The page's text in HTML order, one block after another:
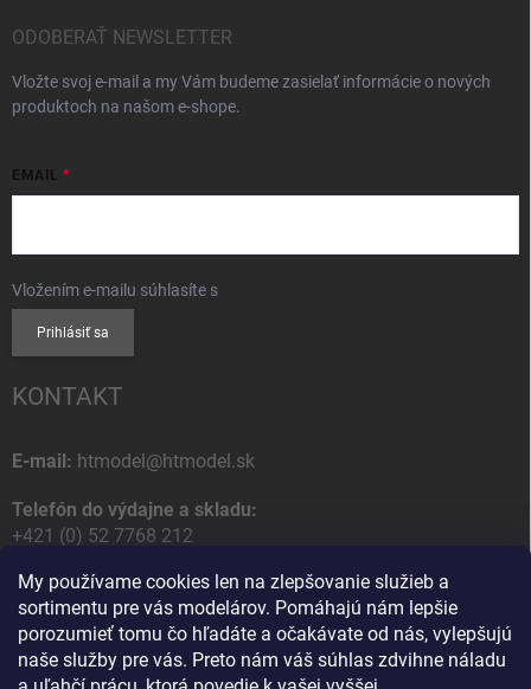
My používame cookies len na zlepšovanie služieb a
sortimentu pre vás modelárov. Pomáhajú nám lepšie
porozumieť tomu čo hľadáte a očakávate od nás, vylepšujú
naše služby pre vás. Preto nám váš súhlas zdvihne náladu
ODOBERAŤ NEWSLETTER
Vložte svoj e-mail a my Vám budeme zasielať informácie o nových
produktoch na našom e-shope.
EMAIL
Vložením e-mailu súhlasíte s
Prihlásiť sa
KONTAKT
E-mail: htmodel@htmodel.sk
Telefón do výdajne a skladu:
+421 (0) 52 7768 212
Poštová / Odberná adresa:
HT model
Na letisko 49
058 01 Poprad